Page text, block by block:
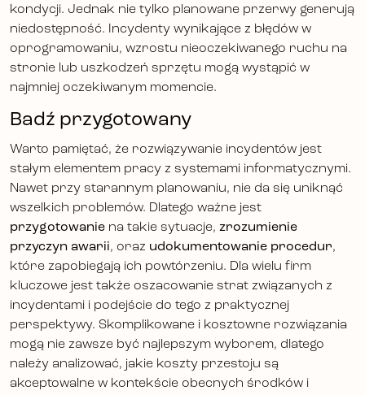
kondycji. Jednak nie tylko planowane przerwy generują
niedostępność. Incydenty wynikające z błędów w
oprogramowaniu, wzrostu nieoczekiwanego ruchu na
stronie lub uszkodzeń sprzętu mogą wystąpić w
najmniej oczekiwanym momencie.
Badź przygotowany
Warto pamiętać, że rozwiązywanie incydentów jest
stałym elementem pracy z systemami informatycznymi.
Nawet przy starannym planowaniu, nie da się uniknąć
wszelkich problemów. Dlatego ważne jest
przygotowanie na takie sytuacje, zrozumienie
przyczyn awarii, oraz udokumentowanie procedur,
które zapobiegają ich powtórzeniu. Dla wielu firm
kluczowe jest także oszacowanie strat związanych z
incydentami i podejście do tego z praktycznej
perspektywy. Skomplikowane i kosztowne rozwiązania
mogą nie zawsze być najlepszym wyborem, dlatego
należy analizować, jakie koszty przestoju są
akceptowalne w kontekście obecnych środków i